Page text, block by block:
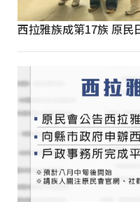
西拉雅族成第17族 原民